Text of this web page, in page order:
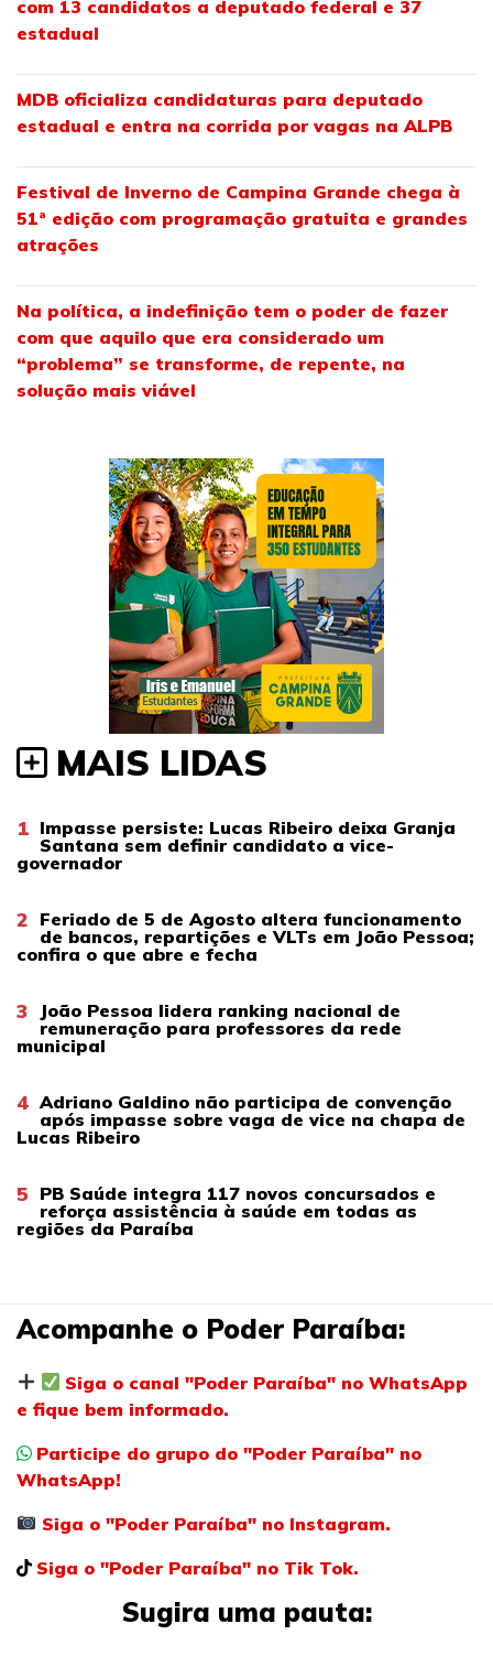
com 13 candidatos a deputado federal e 37
estadual
MDB oficializa candidaturas para deputado
estadual e entra na corrida por vagas na ALPB
Festival de Inverno de Campina Grande chega à
51ª edição com programação gratuita e grandes
atrações
Na política, a indefinição tem o poder de fazer
com que aquilo que era considerado um
“problema” se transforme, de repente, na
solução mais viável
MAIS LIDAS
1 Impasse persiste: Lucas Ribeiro deixa Granja
Santana sem definir candidato a vice-
governador
2 Feriado de 5 de Agosto altera funcionamento
de bancos, repartições e VLTs em João Pessoa;
confira o que abre e fecha
3
João Pessoa lidera ranking nacional de
remuneração para professores da rede
municipal
4 Adriano Galdino não participa de convenção
após impasse sobre vaga de vice na chapa de
Lucas Ribeiro
5 PB Saúde integra 117 novos concursados e
reforça assistência à saúde em todas as
regiões da Paraíba
Acompanhe o Poder Paraíba:
Siga o canal "Poder Paraíba" no WhatsApp
e fique bem informado.
Participe do grupo do "Poder Paraíba" no
WhatsApp!
Siga o "Poder Paraíba" no Instagram.
Siga o "Poder Paraíba" no Tik Tok.
Sugira uma pauta: